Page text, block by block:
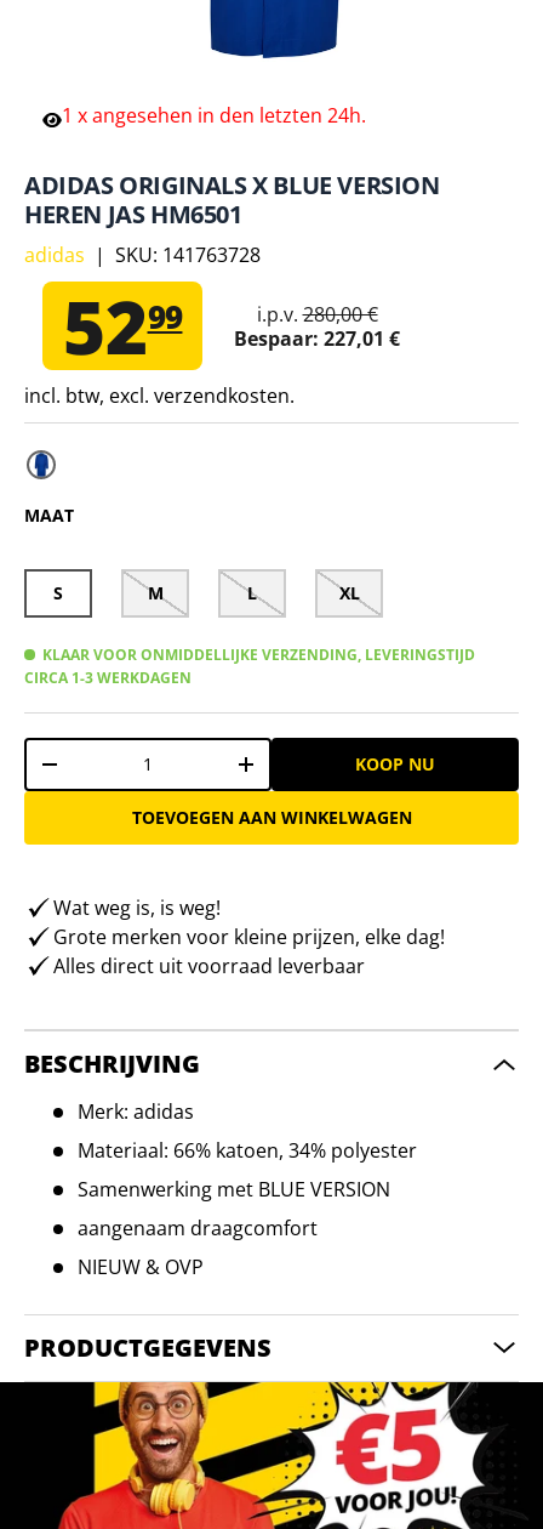
1 xangesehen in den letzten 24h.
ADIDAS ORIGINALS X BLUE VERSION
HEREN JAS HM6501
adidas | SKU: 141763728
5299 i.p.v.280,00 €
Bespaar: 227,01 €
incl. btw, excl. verzendkosten.
MAAT
S M L XL
KLAAR VOOR ONMIDDELLIJKE VERZENDING, LEVERINGSTIJD
CIRCA 1-3 WERKDAGEN
Aantal
-
+ KOOP NU
TOEVOEGEN AAN WINKELWAGEN
Wat weg is, is weg!
Grote merken voor kleine prijzen, elke dag!
Alles direct uit voorraad leverbaar
BESCHRIJVING
Merk: adidas
Materiaal: 66% katoen, 34% polyester
Samenwerking met BLUE VERSION
aangenaam draagcomfort
NIEUW & OVP
PRODUCTGEGEVENS